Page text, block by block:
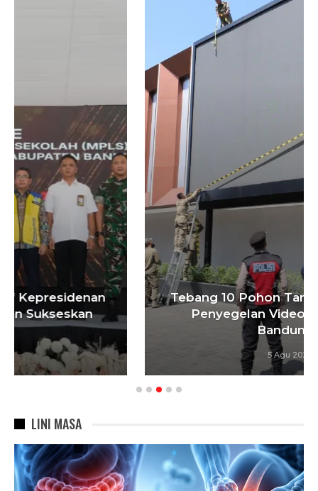
Tebang 10 Pohon Tanpa Izin Berujung
Penyegelan Videotron, Pemkot
Bandung…
LINI MASA